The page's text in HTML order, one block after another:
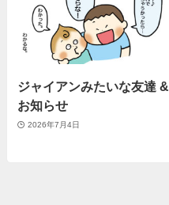
ジャイアンみたいな友達 &
お知らせ
2026年7月4日